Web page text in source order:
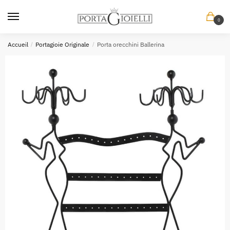
0
Accueil / Portagioie Originale / Porta orecchini Ballerina